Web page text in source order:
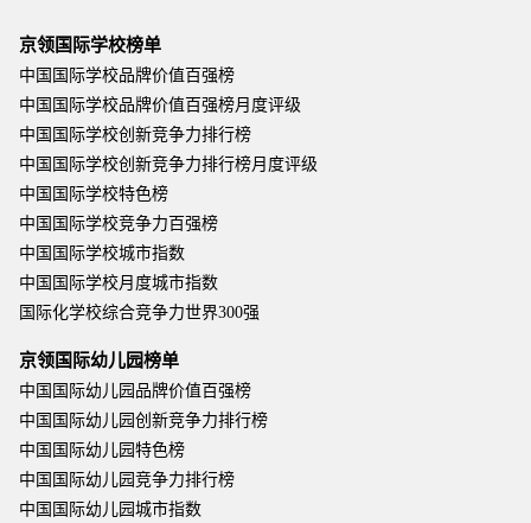
京领国际学校榜单
中国国际学校品牌价值百强榜
中国国际学校品牌价值百强榜月度评级
中国国际学校创新竞争力排行榜
中国国际学校创新竞争力排行榜月度评级
中国国际学校特色榜
中国国际学校竞争力百强榜
中国国际学校城市指数
中国国际学校月度城市指数
国际化学校综合竞争力世界300强
京领国际幼儿园榜单
中国国际幼儿园品牌价值百强榜
中国国际幼儿园创新竞争力排行榜
中国国际幼儿园特色榜
中国国际幼儿园竞争力排行榜
中国国际幼儿园城市指数